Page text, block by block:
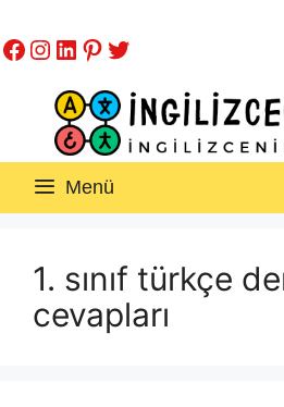
atla
Facebook
Instagram
LinkedIn
Pinterest
Twitter
Menü
1. sınıf türkçe
cevapları